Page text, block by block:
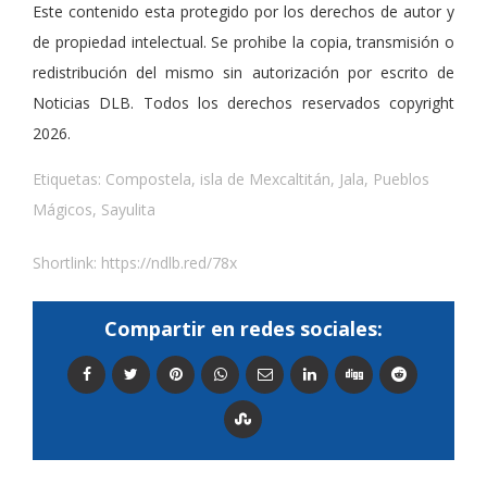
Este contenido esta protegido por los derechos de autor y
de propiedad intelectual. Se prohibe la copia, transmisión o
redistribución del mismo sin autorización por escrito de
Noticias DLB. Todos los derechos reservados copyright
2026.
Etiquetas: Compostela, isla de Mexcaltitán, Jala, Pueblos
Mágicos, Sayulita
Shortlink: https://ndlb.red/78x
Compartir en redes sociales: